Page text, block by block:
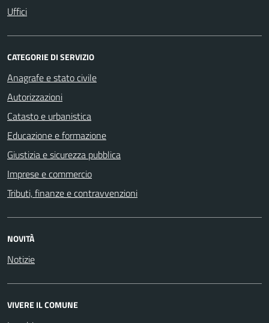
Uffici
CATEGORIE DI SERVIZIO
Anagrafe e stato civile
Autorizzazioni
Catasto e urbanistica
Educazione e formazione
Giustizia e sicurezza pubblica
Imprese e commercio
Tributi, finanze e contravvenzioni
NOVITÀ
Notizie
VIVERE IL COMUNE